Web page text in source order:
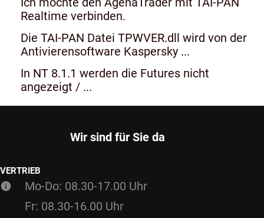
Realtime verbinden.
Die TAI-PAN Datei TPWVER.dll wird von der
Antivierensoftware Kaspersky ...
In NT 8.1.1 werden die Futures nicht
angezeigt / ...
Wir sind für Sie da
VERTRIEB
Mo-Do: 08.30-17.00 Uhr
Fr: 08.30-16.00 Uhr